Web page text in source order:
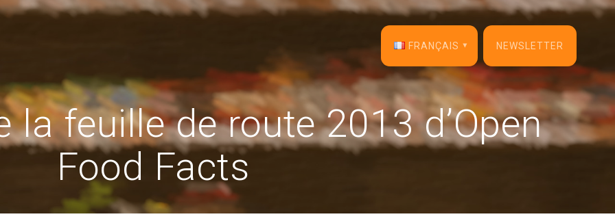
FRANÇAIS
Français
NEWSLETTER
la feuille de route 2013 d’Open
Food Facts